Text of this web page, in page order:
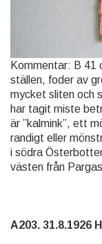
Kommentar: B 41
ställen, foder av
mycket sliten och
har tagit miste
är ”kalmink”, ett
randigt eller
i södra
västen från
A203. 31.8.1926